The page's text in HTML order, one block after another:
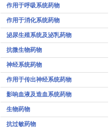
作用于呼吸系统药物
作用于消化系统药物
泌尿生殖系统及泌乳药物
抗微生物药物
神经系统药物
作用于传出神经系统药物
影响血液及造血系统药物
生物药物
抗过敏药物